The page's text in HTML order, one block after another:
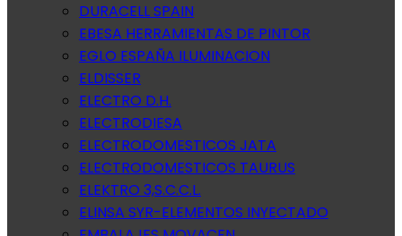
DURACELL SPAIN
EBESA HERRAMIENTAS DE PINTOR
EGLO ESPAÑA ILUMINACION
ELDISSER
ELECTRO D.H.
ELECTRODIESA
ELECTRODOMESTICOS JATA
ELECTRODOMESTICOS TAURUS
ELEKTRO 3,S.C.C.L.
ELINSA SYR-ELEMENTOS INYECTADO